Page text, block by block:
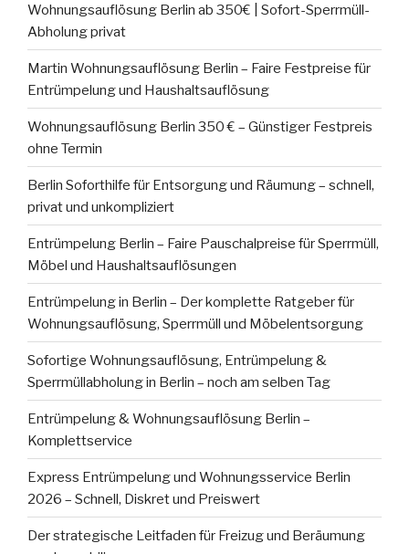
Wohnungsauflösung Berlin ab 350€ | Sofort-Sperrmüll-
Abholung privat
Martin Wohnungsauflösung Berlin – Faire Festpreise für
Entrümpelung und Haushaltsauflösung
Wohnungsauflösung Berlin 350 € – Günstiger Festpreis
ohne Termin
Berlin Soforthilfe für Entsorgung und Räumung – schnell,
privat und unkompliziert
Entrümpelung Berlin – Faire Pauschalpreise für Sperrmüll,
Möbel und Haushaltsauflösungen
Entrümpelung in Berlin – Der komplette Ratgeber für
Wohnungsauflösung, Sperrmüll und Möbelentsorgung
Sofortige Wohnungsauflösung, Entrümpelung &
Sperrmüllabholung in Berlin – noch am selben Tag
Entrümpelung & Wohnungsauflösung Berlin –
Komplettservice
Express Entrümpelung und Wohnungsservice Berlin
2026 – Schnell, Diskret und Preiswert
Der strategische Leitfaden für Freizug und Beräumung